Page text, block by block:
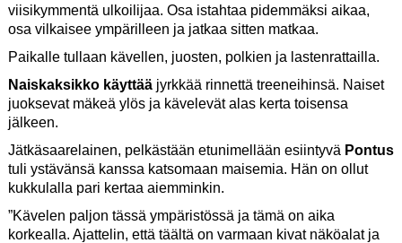
viisikymmentä ulkoilijaa. Osa istahtaa pidemmäksi aikaa,
osa vilkaisee ympärilleen ja jatkaa sitten matkaa.
Paikalle tullaan kävellen, juosten, polkien ja lastenrattailla.
Naiskaksikko käyttää jyrkkää rinnettä treeneihinsä. Naiset
juoksevat mäkeä ylös ja kävelevät alas kerta toisensa
jälkeen.
Jätkäsaarelainen, pelkästään etunimellään esiintyvä Pontus
tuli ystävänsä kanssa katsomaan maisemia. Hän on ollut
kukkulalla pari kertaa aiemminkin.
”Kävelen paljon tässä ympäristössä ja tämä on aika
korkealla. Ajattelin, että täältä on varmaan kivat näköalat ja